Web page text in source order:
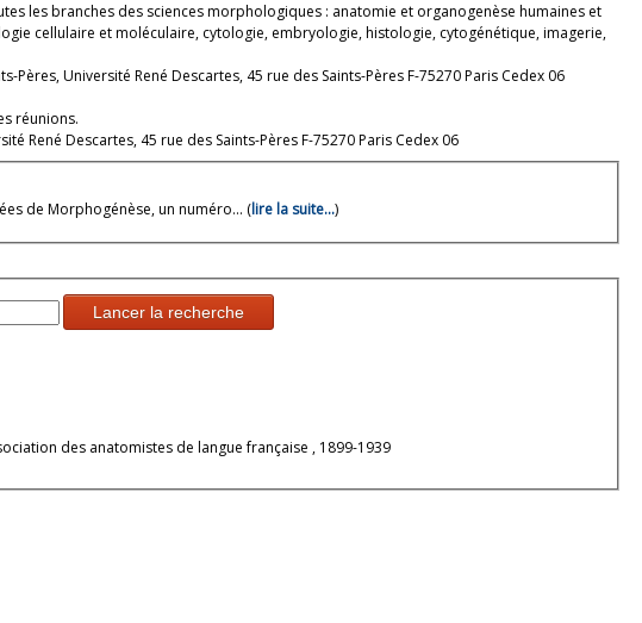
les branches des sciences morphologiques : anatomie et organogenèse humaines et
cellulaire et moléculaire, cytologie, embryologie, histologie, cytogénétique, imagerie,
Pères, Université René Descartes, 45 rue des Saints-Pères F-75270 Paris Cedex 06
réunions.
René Descartes, 45 rue des Saints-Pères F-75270 Paris Cedex 06
de Morphogénèse, un numéro... (lire la suite…)
Lancer la recherche
des anatomistes de langue française , 1899-1939